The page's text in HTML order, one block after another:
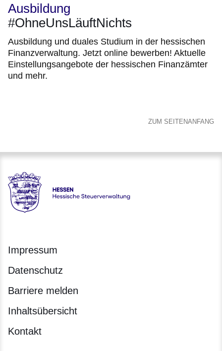
Ausbildung
#OhneUnsLäuftNichts
Ausbildung und duales Studium in der hessischen
Finanzverwaltung. Jetzt online bewerben! Aktuelle
Einstellungsangebote der hessischen Finanzämter
und mehr.
ZUM SEITENANFANG
Hessen - Hessische Steuerverwaltung
Impressum
Datenschutz
Barriere melden
Inhaltsübersicht
Kontakt